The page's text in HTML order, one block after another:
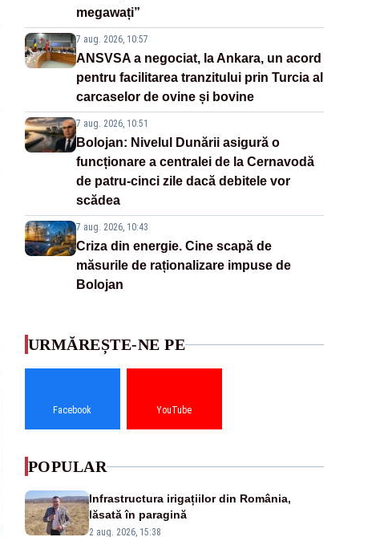
megawați”
7 aug. 2026, 10:57
ANSVSA a negociat, la Ankara, un acord
pentru facilitarea tranzitului prin Turcia al
carcaselor de ovine și bovine
7 aug. 2026, 10:51
Bolojan: Nivelul Dunării asigură o
funcționare a centralei de la Cernavodă
de patru-cinci zile dacă debitele vor
scădea
7 aug. 2026, 10:43
Criza din energie. Cine scapă de
măsurile de raționalizare impuse de
Bolojan
URMĂREȘTE-NE PE
Facebook YouTube
POPULAR
Infrastructura irigațiilor din România,
lăsată în paragină
2 aug. 2026, 15:38